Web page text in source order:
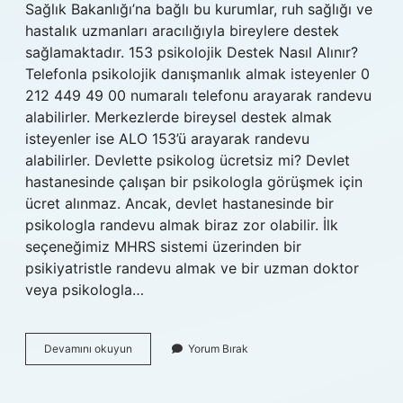
Sağlık Bakanlığı’na bağlı bu kurumlar, ruh sağlığı ve
hastalık uzmanları aracılığıyla bireylere destek
sağlamaktadır. 153 psikolojik Destek Nasıl Alınır?
Telefonla psikolojik danışmanlık almak isteyenler 0
212 449 49 00 numaralı telefonu arayarak randevu
alabilirler. Merkezlerde bireysel destek almak
isteyenler ise ALO 153’ü arayarak randevu
alabilirler. Devlette psikolog ücretsiz mi? Devlet
hastanesinde çalışan bir psikologla görüşmek için
ücret alınmaz. Ancak, devlet hastanesinde bir
psikologla randevu almak biraz zor olabilir. İlk
seçeneğimiz MHRS sistemi üzerinden bir
psikiyatristle randevu almak ve bir uzman doktor
veya psikologla…
Devamını okuyun Ücretsiz
Psikolojik
Yorum Bırak